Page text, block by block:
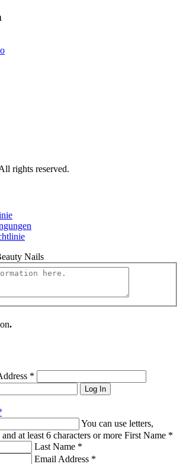
rights reserved.
Nails
.
*
Log In
You can use letters,
at least 6 characters or more First Name *
Last Name *
Email Address *